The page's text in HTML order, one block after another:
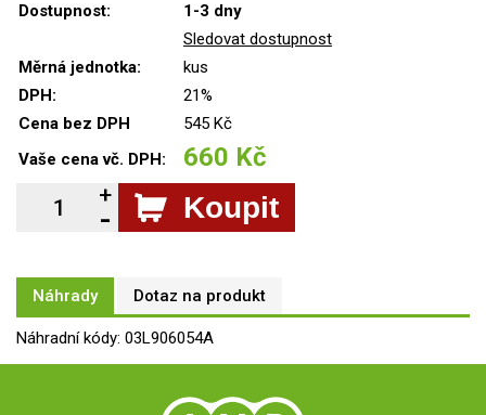
Dostupnost:
1-3 dny
Sledovat dostupnost
Měrná jednotka:
kus
DPH:
21%
Cena bez DPH
545 Kč
Vaše cena vč. DPH:
660 Kč
Koupit
Náhrady Dotaz na produkt
Náhradní kódy: 03L906054A